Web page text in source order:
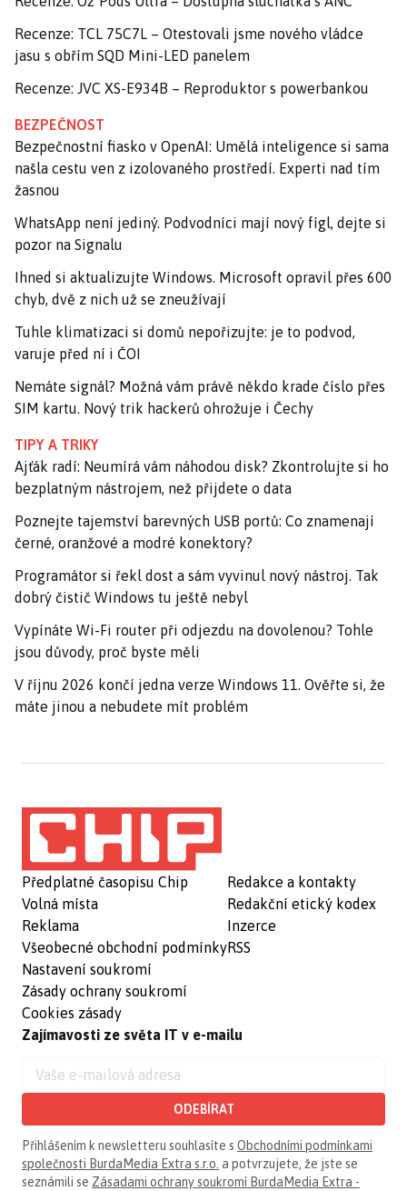
Recenze: TCL 75C7L – Otestovali jsme nového vládce
jasu s obřím SQD Mini-LED panelem
Recenze: JVC XS-E934B – Reproduktor s powerbankou
BEZPEČNOST
Bezpečnostní fiasko v OpenAI: Umělá inteligence si sama
našla cestu ven z izolovaného prostředí. Experti nad tím
žasnou
WhatsApp není jediný. Podvodníci mají nový fígl, dejte si
pozor na Signalu
Ihned si aktualizujte Windows. Microsoft opravil přes 600
chyb, dvě z nich už se zneužívají
Tuhle klimatizaci si domů nepořizujte: je to podvod,
varuje před ní i ČOI
Nemáte signál? Možná vám právě někdo krade číslo přes
SIM kartu. Nový trik hackerů ohrožuje i Čechy
TIPY A TRIKY
Ajťák radí: Neumírá vám náhodou disk? Zkontrolujte si ho
bezplatným nástrojem, než přijdete o data
Poznejte tajemství barevných USB portů: Co znamenají
černé, oranžové a modré konektory?
Programátor si řekl dost a sám vyvinul nový nástroj. Tak
dobrý čistič Windows tu ještě nebyl
Vypínáte Wi-Fi router při odjezdu na dovolenou? Tohle
jsou důvody, proč byste měli
V říjnu 2026 končí jedna verze Windows 11. Ověřte si, že
máte jinou a nebudete mít problém
Předplatné časopisu Chip
Volná místa
Reklama
Všeobecné obchodní podmínky
Nastavení soukromí
Zásady ochrany soukromí
Cookies zásady
Redakce a kontakty
Redakční etický kodex
Inzerce
RSS
Zajímavosti ze světa IT v e-mailu
ODEBÍRAT
Přihlášením k newsletteru souhlasíte s Obchodními podmínkami
společnosti BurdaMedia Extra s.r.o. a potvrzujete, že jste se
seznámili se Zásadami ochrany soukromí BurdaMedia Extra -